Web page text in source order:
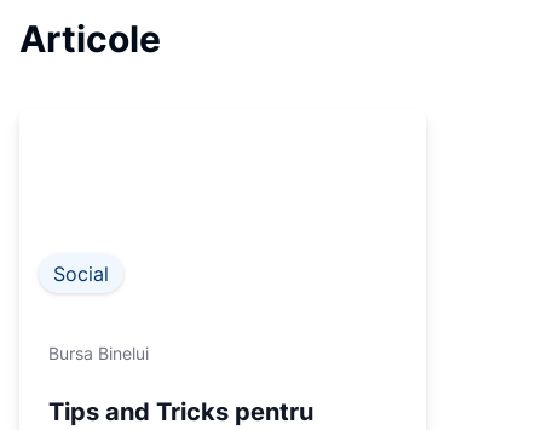
Articole
Social
Bursa Binelui
Tips and Tricks pentru